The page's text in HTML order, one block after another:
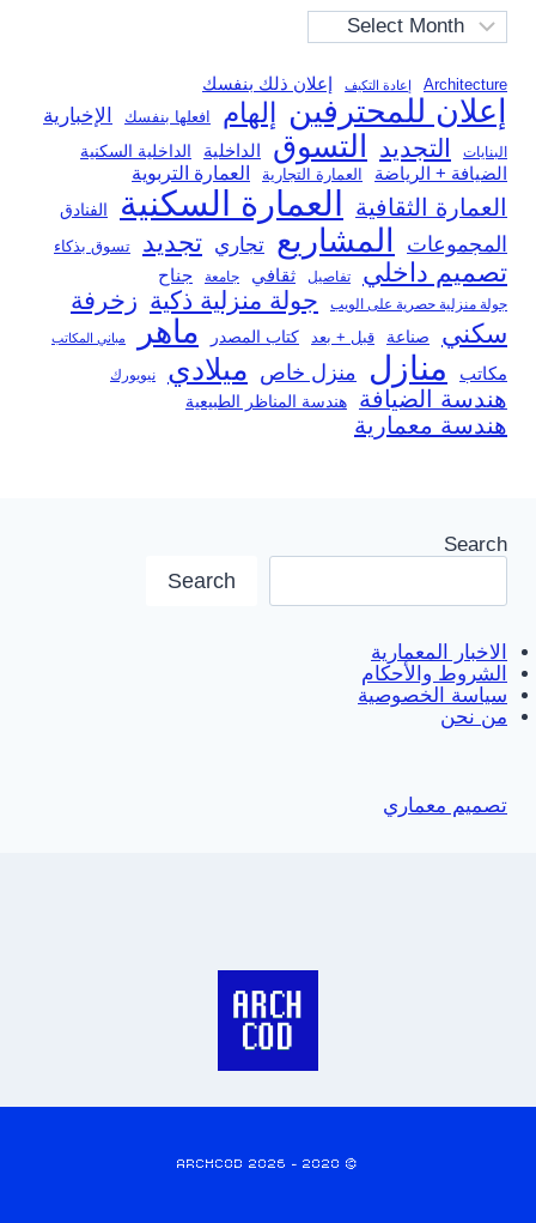
Archives
Architecture إعادة التكيف إعلان ذلك بنفسك
إعلان للمحترفين إلهام افعلها بنفسك الإخبارية
البنايات التجديد التسوق الداخلية الداخلية السكنية
الضيافة + الرياضة العمارة التجارية العمارة التربوية
العمارة الثقافية العمارة السكنية الفنادق
المجموعات المشاريع تجاري تجديد تسوق بذكاء
تصميم داخلي تفاصيل ثقافي جامعة جناح
جولة منزلية حصرية على الويب جولة منزلية ذكية زخرفة
سكني صناعة قبل + بعد كتاب المصدر ماهر مباني المكاتب
مكاتب منازل منزل خاص ميلادي نيويورك
هندسة الضيافة هندسة المناظر الطبيعية
هندسة معمارية
Search
Search
الاخبار المعمارية
الشروط والأحكام
سياسة الخصوصية
من نحن
تصميم معماري
© 2020 - 2026 ARCHCOD